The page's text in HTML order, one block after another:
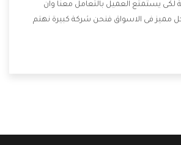
لكى يستمتع العميل بالتعامل معنا وان
مميز فى الاسواق فنحن شركة كبيرة نهتم
منها خدمة الصيانة التى تكون من أهم